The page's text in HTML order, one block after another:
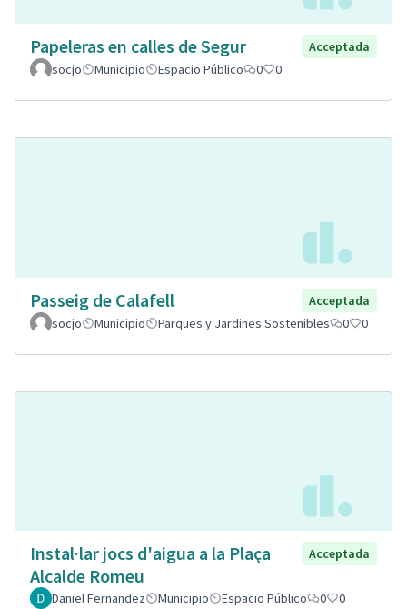
Papeleras en calles de Segur
Acceptada
socjo
Municipio Espacio Público 0 0
Passeig de Calafell
Acceptada
socjo
Municipio Parques y Jardines Sostenibles 0 0
Instal·lar jocs d'aigua a la Plaça
Alcalde Romeu
Acceptada
Daniel Fernandez Municipio Espacio Público 0 0